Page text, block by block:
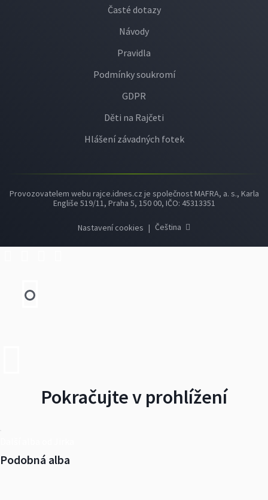
Časté dotazy
Návody
Pravidla
Podmínky soukromí
GDPR
Děti na Rajčeti
Hlášení závadných fotek
Provozovatelem webu rajce.idnes.cz je společnost MAFRA, a. s., Karla
Engliše 519/11, Praha 5, 150 00, IČO: 45313351
Nastavení cookies | Čeština
Pokračujte v prohlížení
Podobná alba